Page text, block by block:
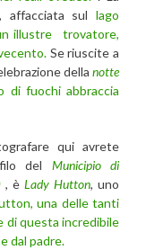
sullago
illustre trovatore,
Se riuscite a
della notte
di fuochi abbraccia
qui avrete
del Municipio di
, è Lady Hutton, uno
una delle tanti
di questa incredibile
dal padre.